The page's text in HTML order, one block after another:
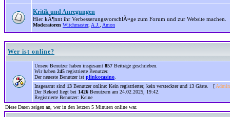
Kritik und Anregungen
Hier kÃ¶nnt ihr VerbesserungsvorschlÃ¤ge zum Forum und zur Website machen.
Moderatoren Witchmaster, A.J. Amon
Wer ist online?
Unsere Benutzer haben insgesamt 857 Beiträge geschrieben.
Wir haben 245 registrierte Benutzer.
Der neueste Benutzer ist plinkocasino
Insgesamt sind 13 Benutzer online: Kein registrierter, kein versteckter und 13 Gäste. [
Der Rekord liegt bei 1426 Benutzern am 24.02.2025, 19:42.
Registrierte Benutzer: Keine
Diese Daten zeigen an, wer in den letzten 5 Minuten online war.